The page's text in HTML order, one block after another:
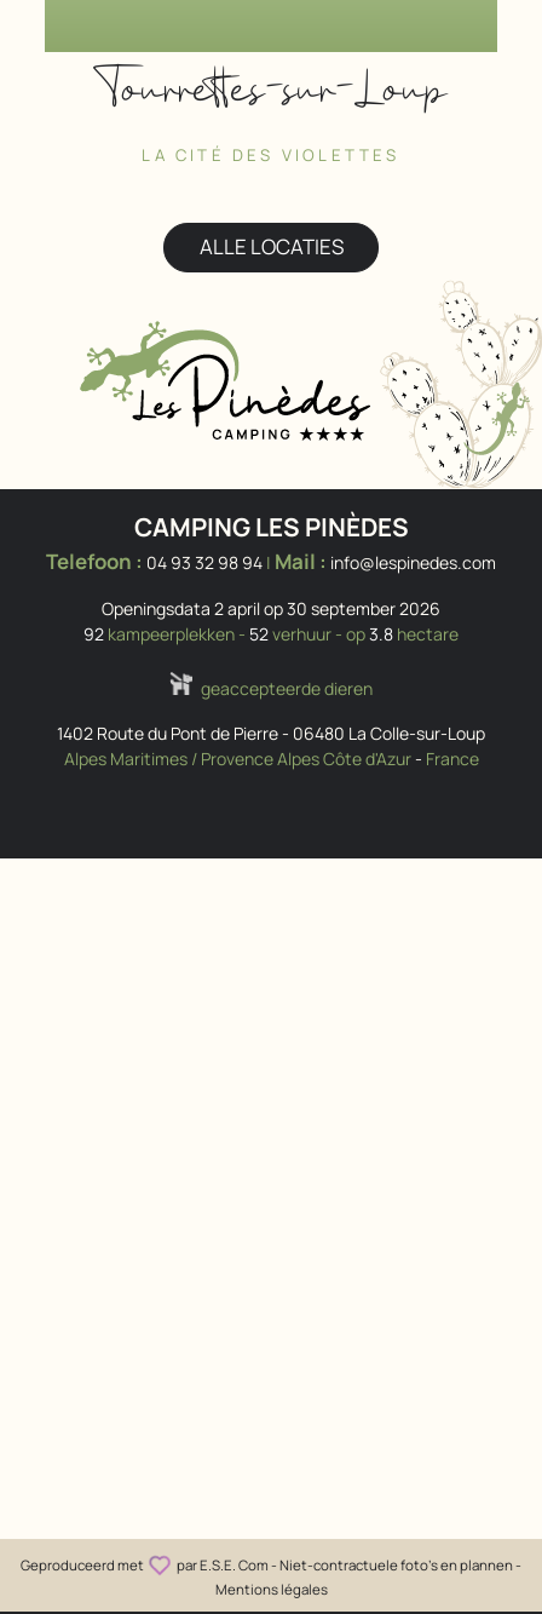
Tourrettes-sur-Loup
LA CITÉ DES VIOLETTES
ALLE LOCATIES
CAMPING LES PINÈDES
Telefoon : 04 93 32 98 94 | Mail : info@lespinedes.com
Openingsdata 2 april op 30 september 2026
92 kampeerplekken - 52verhuur - op3.8 hectare
geaccepteerde dieren
1402 Route du Pont de Pierre- 06480 La Colle-sur-Loup
Alpes Maritimes / Provence Alpes Côte d'Azur- France
Geproduceerd met parE.S.E. Com - Niet-contractuele foto's en plannen -
Mentions légales